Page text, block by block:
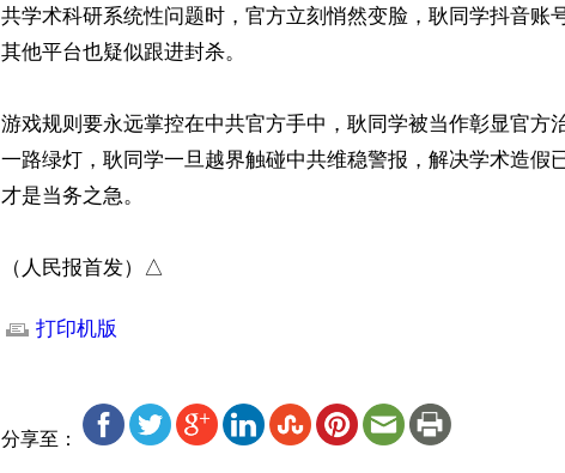
共学术科研系统性问题时，官方立刻悄然变脸，耿同学抖音账
其他平台也疑似跟进封杀。
游戏规则要永远掌控在中共官方手中，耿同学被当作彰显官方
一路绿灯，耿同学一旦越界触碰中共维稳警报，解决学术造假
才是当务之急。
（人民报首发）△
打印机版
分享至：